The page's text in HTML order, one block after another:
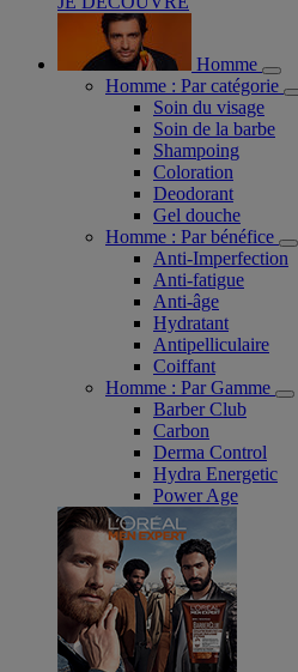
Homme
Homme : Par catégorie
Soin du visage
Soin de la barbe
Shampoing
Coloration
Deodorant
Gel douche
Homme : Par bénéfice
Anti-Imperfection
Anti-fatigue
Anti-âge
Hydratant
Antipelliculaire
Coiffant
Homme : Par Gamme
Barber Club
Carbon
Derma Control
Hydra Energetic
Power Age